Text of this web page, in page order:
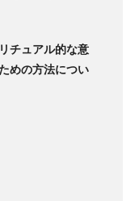
チュアル的な意
めの方法につい